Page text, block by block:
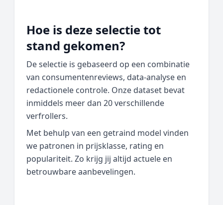
Hoe is deze selectie tot
stand gekomen?
De selectie is gebaseerd op een combinatie
van consumentenreviews, data‑analyse en
redactionele controle. Onze dataset bevat
inmiddels meer dan 20 verschillende
verfrollers.
Met behulp van een getraind model vinden
we patronen in prijsklasse, rating en
populariteit. Zo krijg jij altijd actuele en
betrouwbare aanbevelingen.